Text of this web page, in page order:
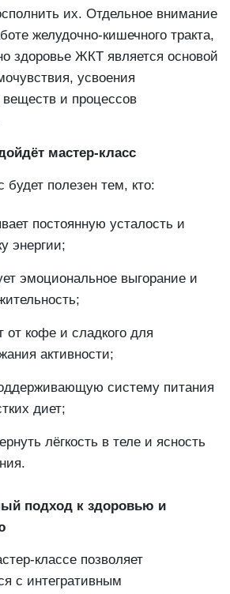
их. Отдельное внимание
желудочно-кишечного тракта,
здоровье ЖКТ является основой
усвоения
веществ и процессов
мастер-класс
будет полезен тем, кто:
постоянную усталость и
энергии;
эмоциональное выгорание и
от кофе и сладкого для
активности;
систему питания
диет;
лёгкость в теле и ясность
подход к здоровью и
классе позволяет
с интегративным